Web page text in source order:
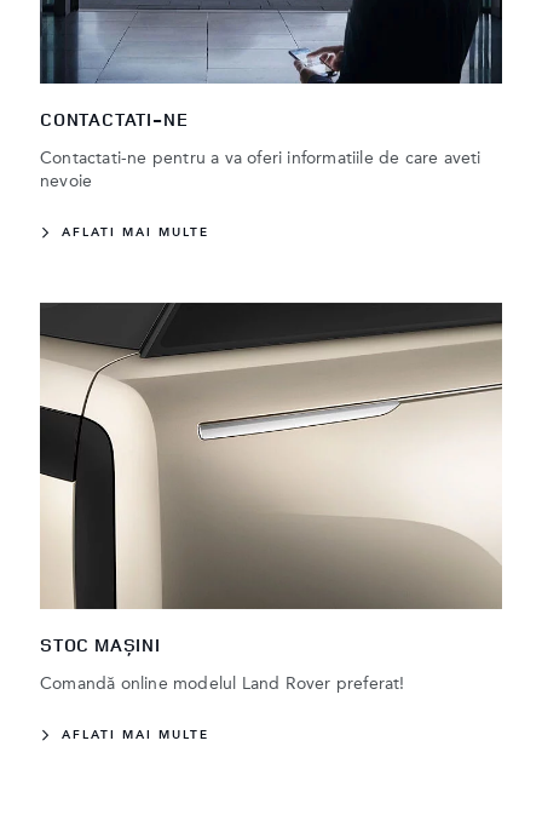
CONTACTATI-NE
Contactati-ne pentru a va oferi informatiile de care aveti
nevoie
AFLATI MAI MULTE
STOC MAȘINI
Comandă online modelul Land Rover preferat!
AFLATI MAI MULTE